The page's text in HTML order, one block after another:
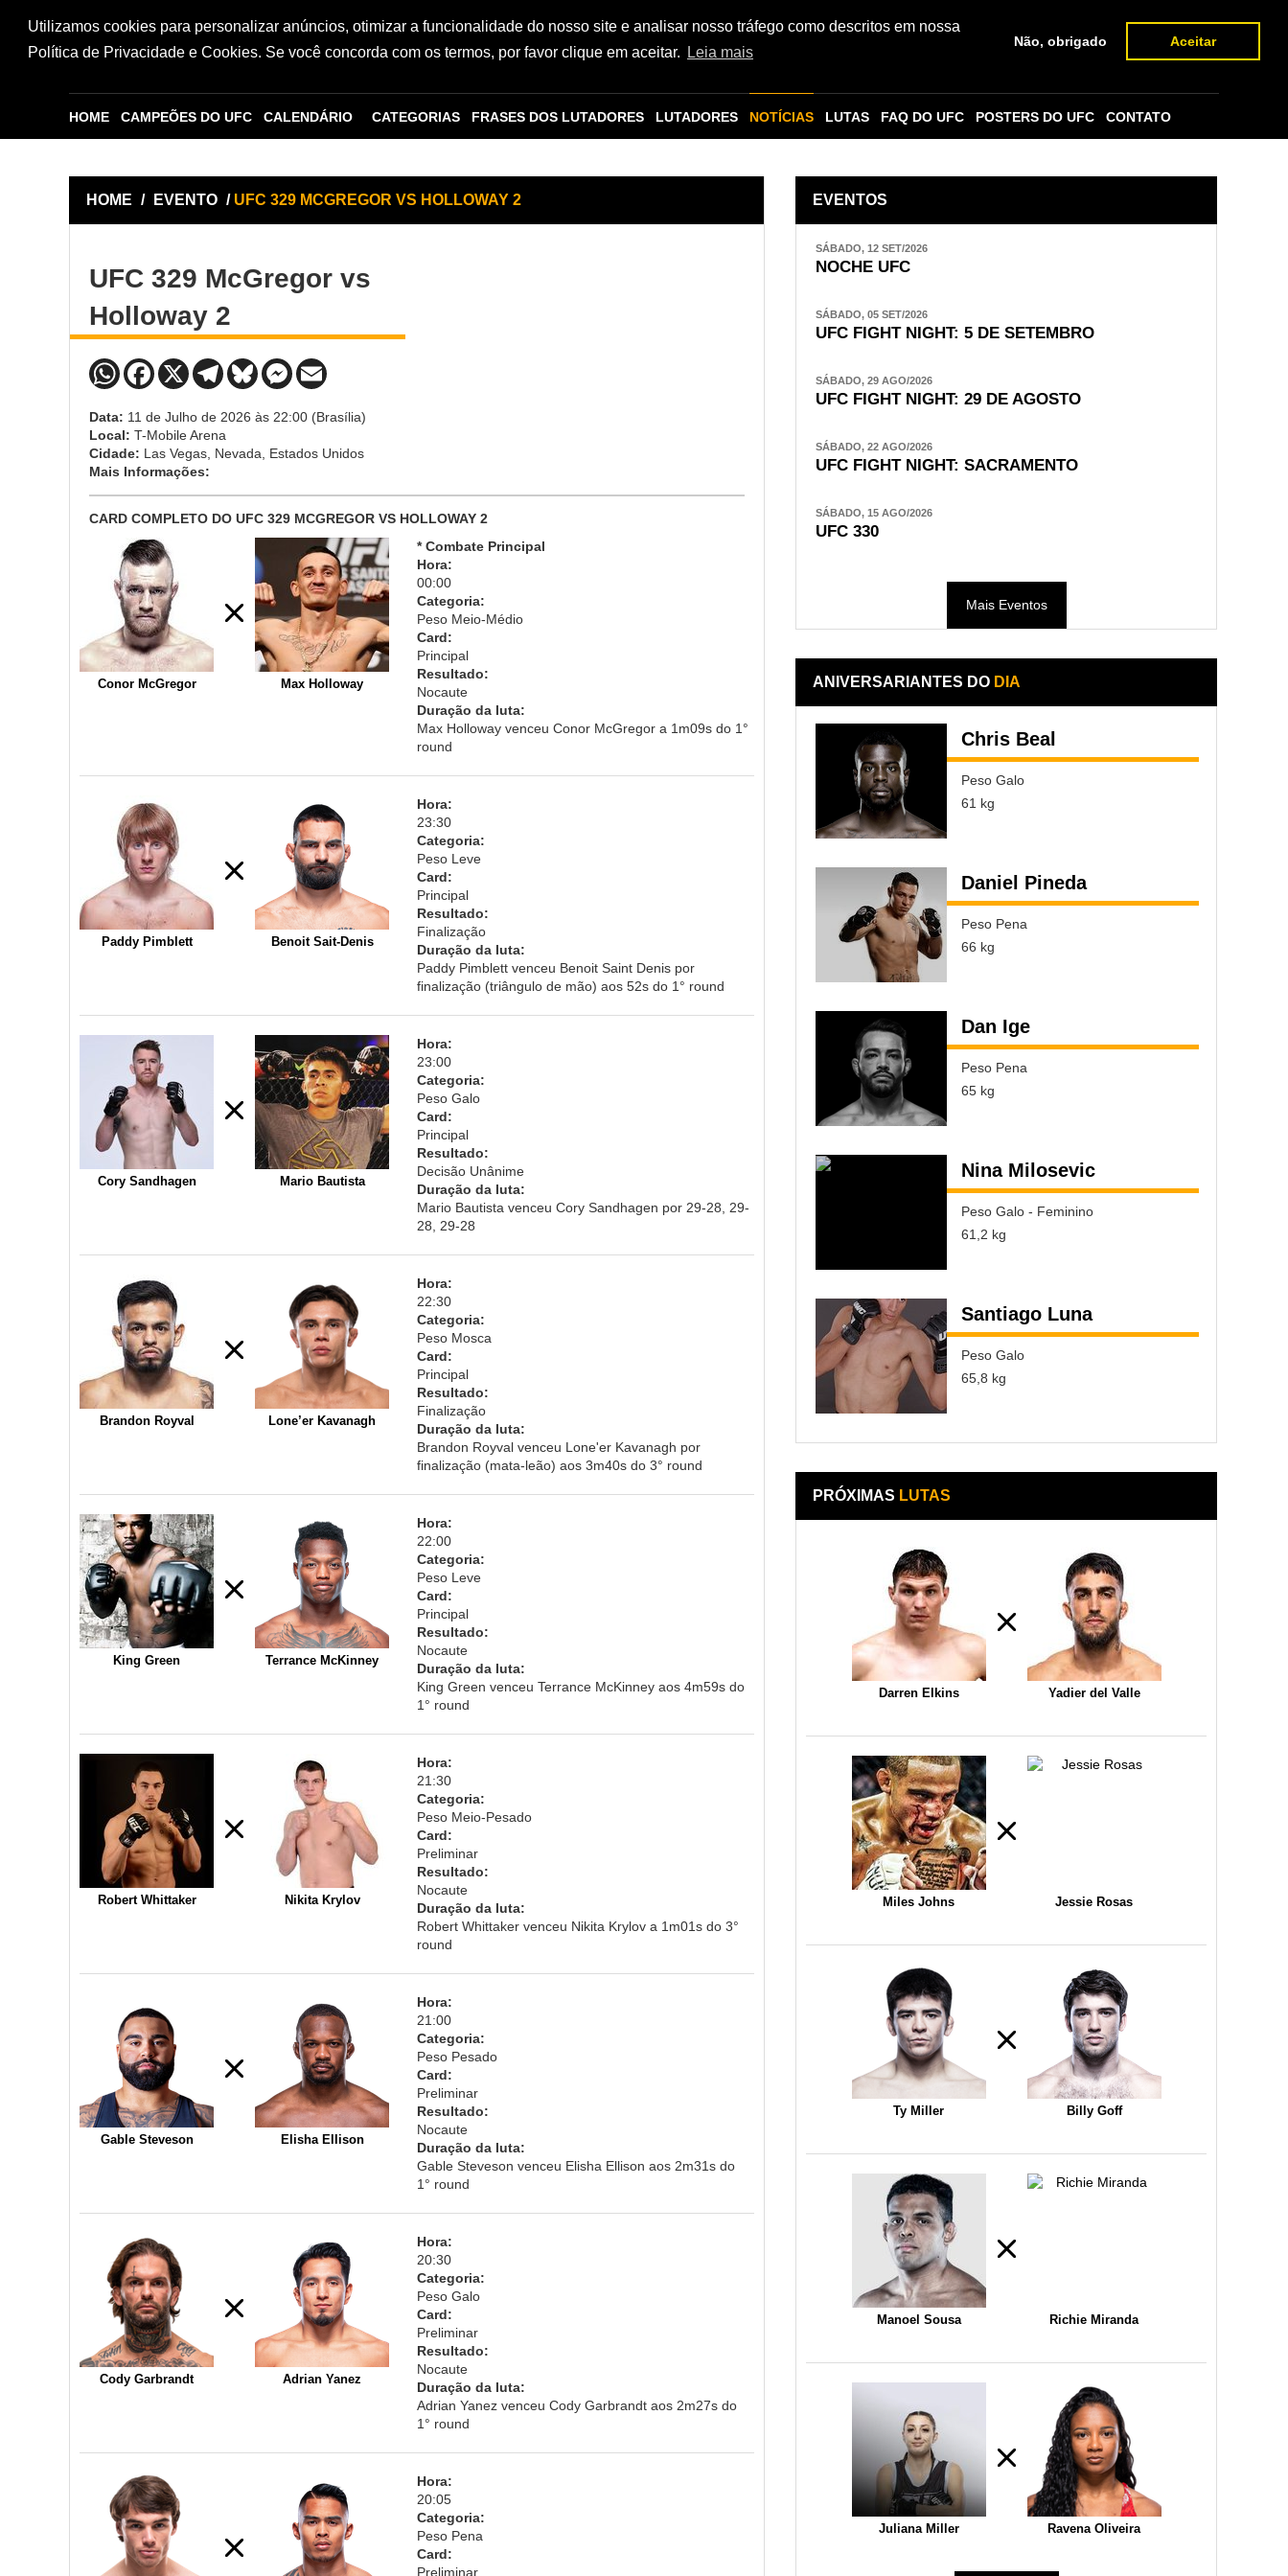
Utilizamos cookies para personalizar anúncios, otimizar a funcionalidade do nosso site e analisar nosso tráfego como descritos em nossa
Política de Privacidade e Cookies. Se você concorda com os termos, por favor clique em aceitar.
Leia mais
Não, obrigado Aceitar
HOME CAMPEÕES DO UFC CALENDÁRIO CATEGORIAS FRASES DOS LUTADORES LUTADORES NOTÍCIAS LUTAS FAQ DO UFC POSTERS DO UFC CONTATO
HOME / EVENTO / UFC 329 MCGREGOR VS HOLLOWAY 2
UFC 329 McGregor vs
Holloway 2
Data: 11 de Julho de 2026 às 22:00 (Brasília)
Local: T-Mobile Arena
Cidade: Las Vegas, Nevada, Estados Unidos
Mais Informações:
CARD COMPLETO DO UFC 329 MCGREGOR VS HOLLOWAY 2
Conor McGregor Max Holloway
* Combate Principal
Hora:
00:00
Categoria:
Peso Meio-Médio
Card:
Principal
Resultado:
Nocaute
Duração da luta:
Max Holloway venceu Conor McGregor a 1m09s do 1°
round
Paddy Pimblett Benoit Sait-Denis
Hora:
23:30
Categoria:
Peso Leve
Card:
Principal
Resultado:
Finalização
Duração da luta:
Paddy Pimblett venceu Benoit Saint Denis por
finalização (triângulo de mão) aos 52s do 1° round
Cory Sandhagen Mario Bautista
Hora:
23:00
Categoria:
Peso Galo
Card:
Principal
Resultado:
Decisão Unânime
Duração da luta:
Mario Bautista venceu Cory Sandhagen por 29-28, 29-
28, 29-28
Brandon Royval Lone’er Kavanagh
Hora:
22:30
Categoria:
Peso Mosca
Card:
Principal
Resultado:
Finalização
Duração da luta:
Brandon Royval venceu Lone'er Kavanagh por
finalização (mata-leão) aos 3m40s do 3° round
King Green Terrance McKinney
Hora:
22:00
Categoria:
Peso Leve
Card:
Principal
Resultado:
Nocaute
Duração da luta:
King Green venceu Terrance McKinney aos 4m59s do
1° round
Robert Whittaker Nikita Krylov
Hora:
21:30
Categoria:
Peso Meio-Pesado
Card:
Preliminar
Resultado:
Nocaute
Duração da luta:
Robert Whittaker venceu Nikita Krylov a 1m01s do 3°
round
Gable Steveson Elisha Ellison
Hora:
21:00
Categoria:
Peso Pesado
Card:
Preliminar
Resultado:
Nocaute
Duração da luta:
Gable Steveson venceu Elisha Ellison aos 2m31s do
1° round
Cody Garbrandt Adrian Yanez
Hora:
20:30
Categoria:
Peso Galo
Card:
Preliminar
Resultado:
Nocaute
Duração da luta:
Adrian Yanez venceu Cody Garbrandt aos 2m27s do
1° round
Hora:
20:05
Categoria:
Peso Pena
Card:
Preliminar
EVENTOS
SÁBADO, 12 SET/2026
NOCHE UFC
SÁBADO, 05 SET/2026
UFC FIGHT NIGHT: 5 DE SETEMBRO
SÁBADO, 29 AGO/2026
UFC FIGHT NIGHT: 29 DE AGOSTO
SÁBADO, 22 AGO/2026
UFC FIGHT NIGHT: SACRAMENTO
SÁBADO, 15 AGO/2026
UFC 330
Mais Eventos
ANIVERSARIANTES DO DIA
Chris Beal
Peso Galo
61 kg
Daniel Pineda
Peso Pena
66 kg
Dan Ige
Peso Pena
65 kg
Nina Milosevic
Peso Galo - Feminino
61,2 kg
Santiago Luna
Peso Galo
65,8 kg
PRÓXIMAS LUTAS
Darren Elkins Yadier del Valle
Miles Johns Jessie Rosas
Ty Miller Billy Goff
Manoel Sousa Richie Miranda
Juliana Miller Ravena Oliveira